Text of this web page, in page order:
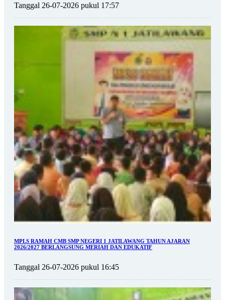
Tanggal 26-07-2026 pukul 17:57
MPLS RAMAH CMB SMP NEGERI 1 JATILAWANG TAHUN AJARAN
2026/2027 BERLANGSUNG MERIAH DAN EDUKATIF
Tanggal 26-07-2026 pukul 16:45